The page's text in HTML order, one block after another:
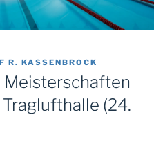
R. KASSENBROCK
(24.